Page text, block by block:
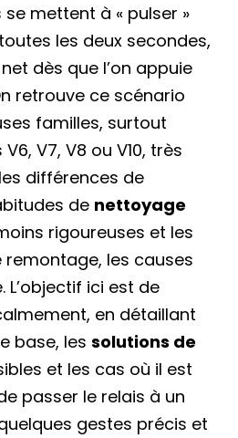
mettent à « pulser »
les deux secondes,
dès que l’on appuie
retrouve ce scénario
familles, surtout
V7, V8 ou V10, très
différences de
de nettoyage
rigoureuses et les
les causes
L’objectif ici est de
en détaillant
base, les solutions de
et les cas où il est
passer le relais à un
gestes précis et